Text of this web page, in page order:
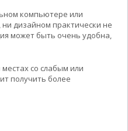
компьютере или
дизайном практически не
может быть очень удобна,
со слабым или
получить более